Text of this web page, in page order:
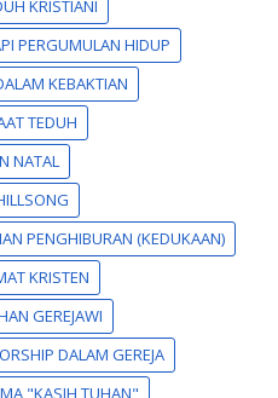
KRISTIANI
PERGUMULAN HIDUP
KEBAKTIAN
TEDUH
NATAL
PENGHIBURAN (KEDUKAAN)
KRISTEN
GEREJAWI
DALAM GEREJA
"KASIH TUHAN"